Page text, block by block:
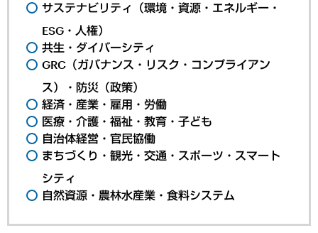
サステナビリティ（環境・資源・エネルギー・
ESG・人権）
共生・ダイバーシティ
GRC（ガバナンス・リスク・コンプライアン
ス）・防災（政策）
経済・産業・雇用・労働
医療・介護・福祉・教育・子ども
自治体経営・官民協働
まちづくり・観光・交通・スポーツ・スマート
シティ
自然資源・農林水産業・食料システム